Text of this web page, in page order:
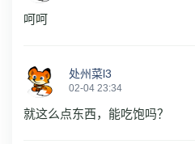
呵呵
处州菜l3
02-04 23:34
就这么点东西，能吃饱吗？